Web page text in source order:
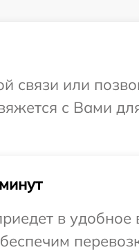
связи или
с Вами
в удобное